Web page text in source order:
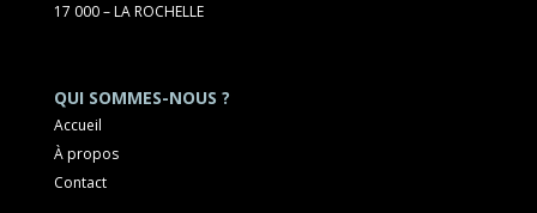
17 000 – LA ROCHELLE
QUI SOMMES-NOUS ?
Accueil
À propos
Contact